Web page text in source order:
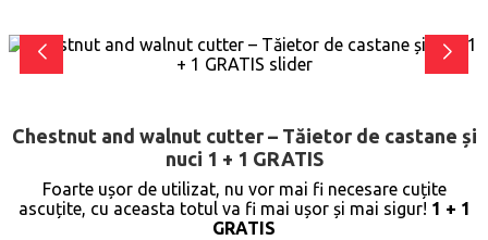
Chestnut and walnut cutter – Tăietor de castane și
nuci 1 + 1 GRATIS
Foarte ușor de utilizat, nu vor mai fi necesare cuțite
ascuțite, cu aceasta totul va fi mai ușor și mai sigur! 1 + 1
GRATIS